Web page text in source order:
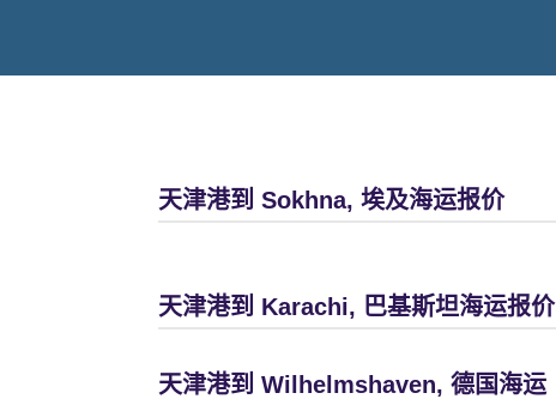
天津港到 Sokhna, 埃及海运报价
天津港到 Karachi, 巴基斯坦海运报价
天津港到 Wilhelmshaven, 德国海运